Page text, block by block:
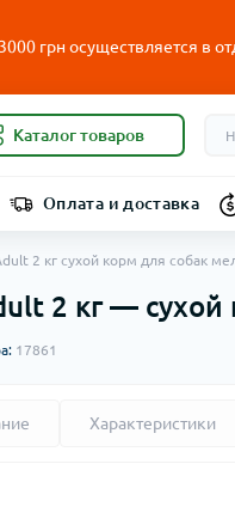
3000 грн осуществляется в
Каталог товаров
Оплата и доставка
2 кг сухой корм для собак
2 кг —
17861
Характеристики